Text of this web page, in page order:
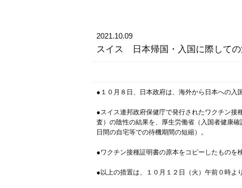
2021.10.09
スイス 日本帰国・入国に際しての
●１０月８日、日本政府は、海外から日本への入
●スイス連邦政府保健庁で発行されたワクチン接
査）の陰性の結果を、厚生労働省（入国者健康
日間の自宅等での待機期間の短縮）。
●ワクチン接種証明書の原本をコピーしたものを
●以上の措置は、１０月１２日（火）午前０時よ